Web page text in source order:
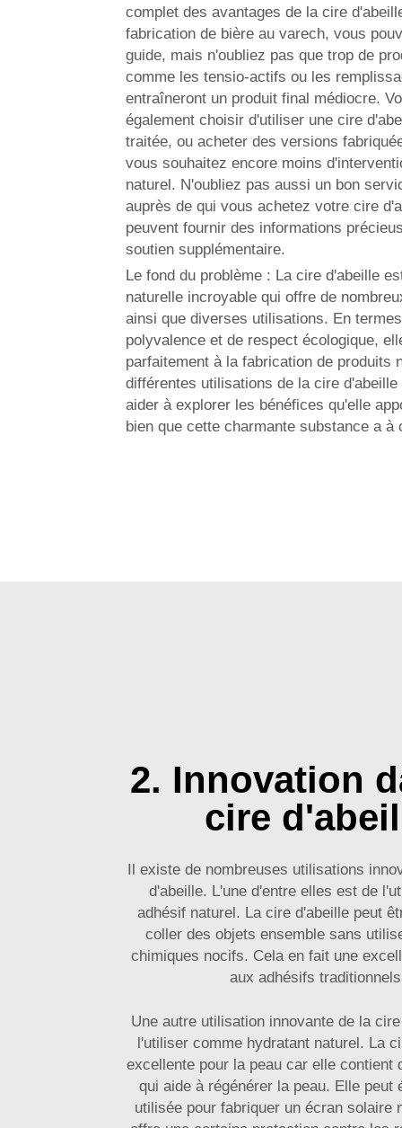
complet des avantages de la cire
fabrication de bière au varech, vous
guide, mais n'oubliez pas que trop de
comme les tensio-actifs ou les
entraîneront un produit final médiocre.
également choisir d'utiliser une cire
traitée, ou acheter des versions
vous souhaitez encore moins
naturel. N'oubliez pas aussi un bon
auprès de qui vous achetez votre cire
peuvent fournir des informations
soutien supplémentaire.
Le fond du problème : La cire d'abeille
naturelle incroyable qui offre de
ainsi que diverses utilisations. En
polyvalence et de respect écologique,
parfaitement à la fabrication de produits
différentes utilisations de la cire d'abeille
aider à explorer les bénéfices qu'elle
bien que cette charmante substance a à
2. Innovation
cire
Il existe de nombreuses utilisations
d'abeille. L'une d'entre elles est de
adhésif naturel. La cire d'abeille peut
coller des objets ensemble sans
chimiques nocifs. Cela en fait une
aux adhésifs
Une autre utilisation innovante de la
l'utiliser comme hydratant naturel. La
excellente pour la peau car elle contient
qui aide à régénérer la peau. Elle peut
utilisée pour fabriquer un écran solaire